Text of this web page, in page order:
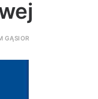
GĄSIOR